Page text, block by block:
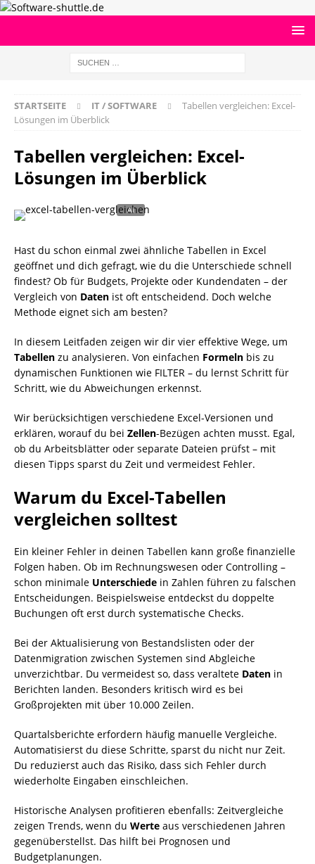
STARTSEITE IT / SOFTWARE
Tabellen vergleichen: Excel-
Lösungen im Überblick
Tabellen vergleichen: Excel-
Lösungen im Überblick
Hast du schon einmal zwei ähnliche Tabellen in Excel
geöffnet und dich gefragt, wie du die Unterschiede schnell
findest? Ob für Budgets, Projekte oder Kundendaten – der
Vergleich von Daten ist oft entscheidend. Doch welche
Methode eignet sich am besten?
In diesem Leitfaden zeigen wir dir vier effektive Wege, um
Tabellen zu analysieren. Von einfachen Formeln bis zu
dynamischen Funktionen wie FILTER – du lernst Schritt für
Schritt, wie du Abweichungen erkennst.
Wir berücksichtigen verschiedene Excel-Versionen und
erklären, worauf du bei Zellen-Bezügen achten musst. Egal,
ob du Arbeitsblätter oder separate Dateien prüfst – mit
diesen Tipps sparst du Zeit und vermeidest Fehler.
Warum du Excel-Tabellen
vergleichen solltest
Ein kleiner Fehler in deinen Tabellen kann große finanzielle
Folgen haben. Ob im Rechnungswesen oder Controlling –
schon minimale Unterschiede in Zahlen führen zu falschen
Entscheidungen. Beispielsweise entdeckst du doppelte
Buchungen oft erst durch systematische Checks.
Bei der Aktualisierung von Bestandslisten oder der
Datenmigration zwischen Systemen sind Abgleiche
unverzichtbar. Du vermeidest so, dass veraltete Daten in
Berichten landen. Besonders kritisch wird es bei
Großprojekten mit über 10.000 Zeilen.
Quartalsberichte erfordern häufig manuelle Vergleiche.
Automatisierst du diese Schritte, sparst du nicht nur Zeit.
Du reduzierst auch das Risiko, dass sich Fehler durch
wiederholte Eingaben einschleichen.
Historische Analysen profitieren ebenfalls: Zeitvergleiche
zeigen Trends, wenn du Werte aus verschiedenen Jahren
gegenüberstellst. Das hilft bei Prognosen und
Budgetplanungen.